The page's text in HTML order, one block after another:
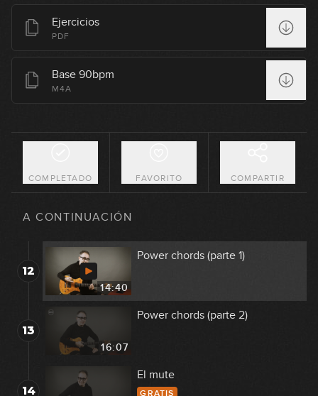
Ejercicios
PDF
Base 90bpm
M4A
COMPLETADO FAVORITO COMPARTIR
A CONTINUACIÓN
8
08:47
9
Ritmos de semicorcheas
11
Anticipación de acordes
12
14:40
Power chords (parte 1)
13
16:07
Power chords (parte 2)
14
El mute
GRATIS